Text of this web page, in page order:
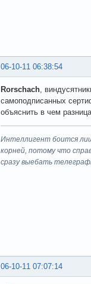
06-10-11 06:38:54
Rorschach,
самоподписанных
объяснить в чем
Интеллигент боится
корней, потому что
сразу выeбaть
06-10-11 07:07:14